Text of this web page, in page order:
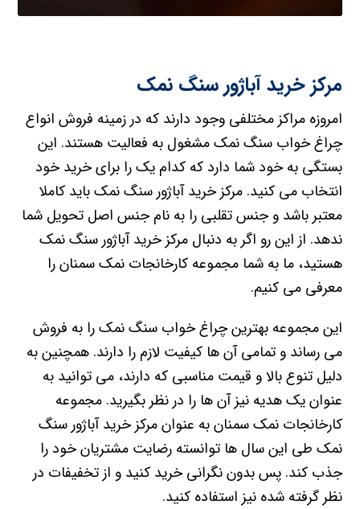
مرکز خرید آباژور سنگ نمک
امروزه مراکز مختلفی وجود دارند که در زمینه فروش انواع
چراغ خواب سنگ نمک مشغول به فعالیت هستند. این
بستگی به خود شما دارد که کدام یک را برای خرید خود
انتخاب می کنید. مرکز خرید آباژور سنگ نمک باید کاملا
معتبر باشد و جنس تقلبی را به نام جنس اصل تحویل شما
ندهد. از این رو اگر به دنبال مرکز خرید آباژور سنگ نمک
هستید، ما به شما مجموعه کارخانجات نمک سمنان را
معرفی می کنیم.
این مجموعه بهترین چراغ خواب سنگ نمک را به فروش
می رساند و تمامی آن ها کیفیت لازم را دارند. همچنین به
دلیل تنوع بالا و قیمت مناسبی که دارند، می توانید به
عنوان یک هدیه نیز آن ها را در نظر بگیرید. مجموعه
کارخانجات نمک سمنان به عنوان مرکز خرید آباژور سنگ
نمک طی این سال ها توانسته رضایت مشتریان خود را
جذب کند. پس بدون نگرانی خرید کنید و از تخفیفات در
نظر گرفته شده نیز استفاده کنید.